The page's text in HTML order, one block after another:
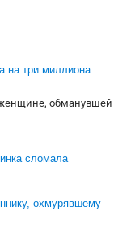
на три миллиона
обманувшей
сломала
охмурявшему